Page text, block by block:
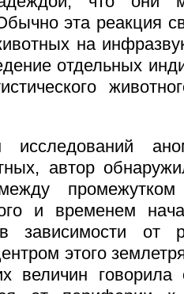
эта реакция
на
отдельных
исследований
автор
и временем
зависимости от
этого
величин